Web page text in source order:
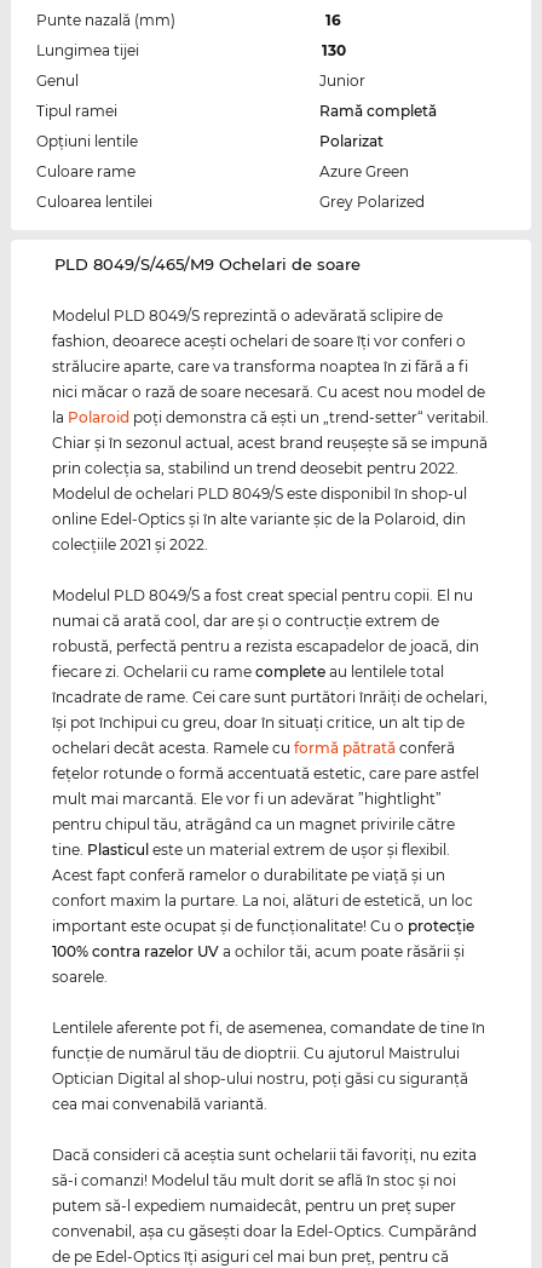
Punte nazală (mm)
16
Lungimea tijei
130
Genul
Junior
Tipul ramei
Ramă completă
Opțiuni lentile
Polarizat
Culoare rame
Azure Green
Culoarea lentilei
Grey Polarized
‌PLD 8049/S/465/M9 Ochelari de soare
Modelul PLD 8049/S reprezintă o adevărată sclipire de
fashion, deoarece aceşti ochelari de soare îţi vor conferi o
strălucire aparte, care va transforma noaptea în zi fără a fi
nici măcar o rază de soare necesară. Cu acest nou model de
la Polaroid poţi demonstra că eşti un „trend-setter“ veritabil.
Chiar şi în sezonul actual, acest brand reuşeşte să se impună
prin colecţia sa, stabilind un trend deosebit pentru 2022.
Modelul de ochelari PLD 8049/S este disponibil în shop-ul
online Edel-Optics şi în alte variante şic de la Polaroid, din
colecţiile 2021 şi 2022.
Modelul PLD 8049/S a fost creat special pentru copii. El nu
numai că arată cool, dar are şi o contrucţie extrem de
robustă, perfectă pentru a rezista escapadelor de joacă, din
fiecare zi. Ochelarii cu ramecomplete au lentilele total
încadrate de rame. Cei care sunt purtători înrăiţi de ochelari,
îşi pot închipui cu greu, doar în situaţi critice, un alt tip de
ochelari decât acesta. Ramele cuformă pătrată conferă
feţelor rotunde o formă accentuată estetic, care pare astfel
mult mai marcantă. Ele vor fi un adevărat ”hightlight”
pentru chipul tău, atrăgând ca un magnet privirile către
tine. Plasticul este un material extrem de uşor şi flexibil.
Acest fapt conferă ramelor o durabilitate pe viaţă şi un
confort maxim la purtare. La noi, alături de estetică, un loc
important este ocupat şi de funcţionalitate! Cu o protecţie
100% contra razelor UV a ochilor tăi, acum poate răsării şi
soarele.
Lentilele aferente pot fi, de asemenea, comandate de tine în
funcţie de numărul tău de dioptrii. Cu ajutorul Maistrului
Optician Digital al shop-ului nostru, poţi găsi cu siguranţă
cea mai convenabilă variantă.
Dacă consideri că aceştia sunt ochelarii tăi favoriţi, nu ezita
să-i comanzi! Modelul tău mult dorit se află în stoc şi noi
putem să-l expediem numaidecât, pentru un preţ super
convenabil, aşa cu găseşti doar la Edel-Optics. Cumpărând
de pe Edel-Optics îţi asiguri cel mai bun preţ, pentru că